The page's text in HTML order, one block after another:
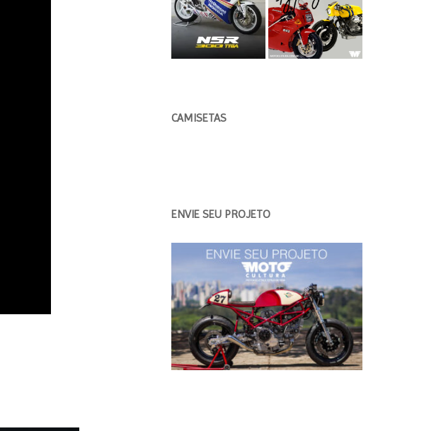
CAMISETAS
ENVIE SEU PROJETO